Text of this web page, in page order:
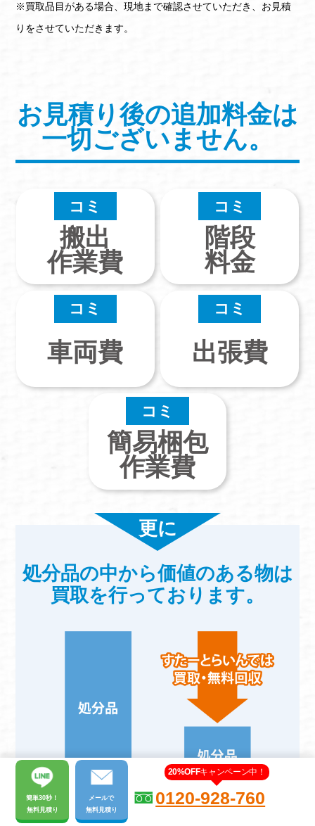
※買取品目がある場合、現地まで確認させていただき、お見積
りをさせていただきます。
お見積り後の追加料金は
一切ございません。
コミ
搬出
作業費
コミ
階段
料金
コミ
車両費
コミ
出張費
コミ
簡易梱包
作業費
更に
処分品の中から価値のある物は
買取を行っております。
簡単30秒！
無料見積り
メールで
無料見積り
20%OFFキャンペーン中！
0120-928-760